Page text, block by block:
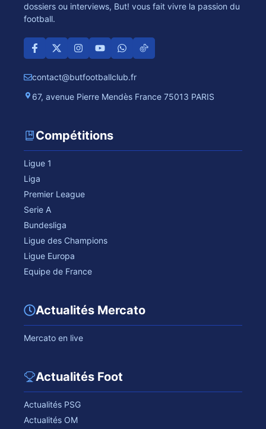
dossiers ou interviews, But! vous fait vivre la passion du
football.
contact@butfootballclub.fr
67, avenue Pierre Mendès France 75013 PARIS
Compétitions
Ligue 1
Liga
Premier League
Serie A
Bundesliga
Ligue des Champions
Ligue Europa
Equipe de France
Actualités Mercato
Mercato en live
Actualités Foot
Actualités PSG
Actualités OM